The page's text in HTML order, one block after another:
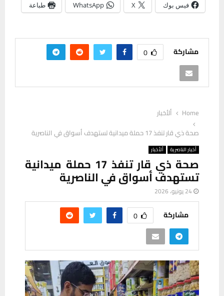
فيس بوك X
WhatsApp طباعة
مشاركة 0
Home
ألأخبار
صحة ذي قار تنفذ 17 حملة ميدانية تستهدف أسواق في الناصرية
أخبار الناصرية ألأخبار
صحة ذي قار تنفذ 17 حملة ميدانية
تستهدف أسواق في الناصرية
24 يونيو، 2026
مشاركة 0